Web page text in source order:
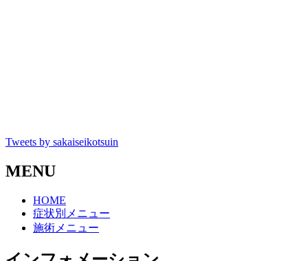
Tweets by sakaiseikotsuin
MENU
HOME
症状別メニュー
施術メニュー